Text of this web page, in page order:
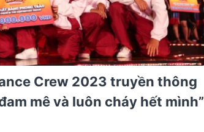
Crew 2023 truyền thông
mê và luôn cháy hết mình”